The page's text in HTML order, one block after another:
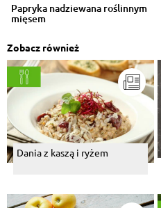
Papryka nadziewana roślinnym
mięsem
Zobacz również
Dania z kaszą i ryżem